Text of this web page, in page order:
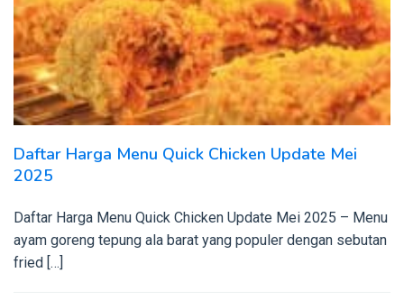
Daftar Harga Menu Quick Chicken Update Mei
2025
Daftar Harga Menu Quick Chicken Update Mei 2025 – Menu
ayam goreng tepung ala barat yang populer dengan sebutan
fried […]